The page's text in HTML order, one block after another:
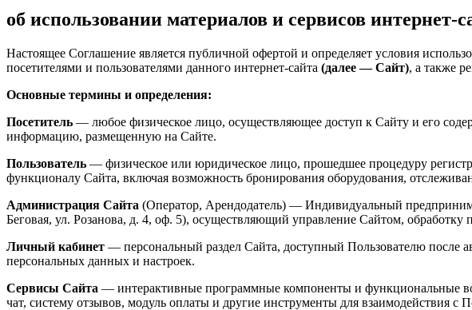
об использовании материалов и сервисов интернет-
Настоящее Соглашение является публичной офертой и определяет условия
посетителями и пользователями данного интернет-сайта (далее — Сайт), а также
Основные термины и определения:
Посетитель — любое физическое лицо, осуществляющее доступ к Сайту и его
информацию, размещенную на Сайте.
Пользователь — физическое или юридическое лицо, прошедшее процедуру
функционалу Сайта, включая возможность бронирования оборудования,
Администрация Сайта (Оператор, Арендодатель) — Индивидуальный
Беговая, ул. Розанова, д. 4, оф. 5), осуществляющий управление Сайтом, обработку
Личный кабинет — персональный раздел Сайта, доступный Пользователю после
персональных данных и настроек.
Сервисы Сайта — интерактивные программные компоненты и функциональные
чат, систему отзывов, модуль оплаты и другие инструменты для взаимодействия с